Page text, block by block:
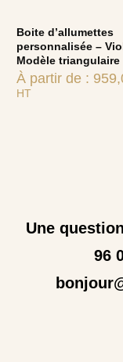
Boite d’allumettes
personnalisée –
Modèle triangulaire
À partir de :
HT
Une
96